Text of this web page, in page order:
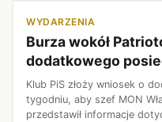
WYDARZENIA
Burza wokół
dodatkowego
Klub PiS złoży wniosek o
tygodniu, aby szef MON
przedstawił informacje